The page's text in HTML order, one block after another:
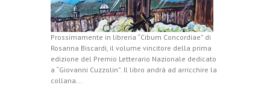
Prossimamente in libreria “Cibum Concordiae” di
Rosanna Biscardi, il volume vincitore della prima
edizione del Premio Letterario Nazionale dedicato
a “Giovanni Cuzzolin”. Il libro andrà ad arricchire la
collana...